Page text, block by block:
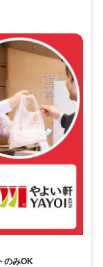
のみOK